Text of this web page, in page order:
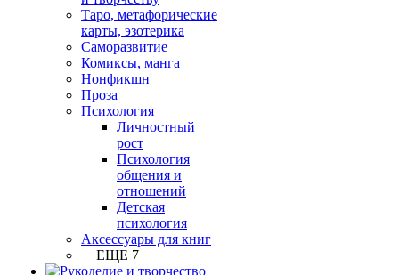
Таро, метафорические
карты, эзотерика
Саморазвитие
Комиксы, манга
Нонфикшн
Проза
Психология
Личностный
рост
Психология
общения и
отношений
Детская
психология
Аксессуары для книг
+ ЕЩЕ 7